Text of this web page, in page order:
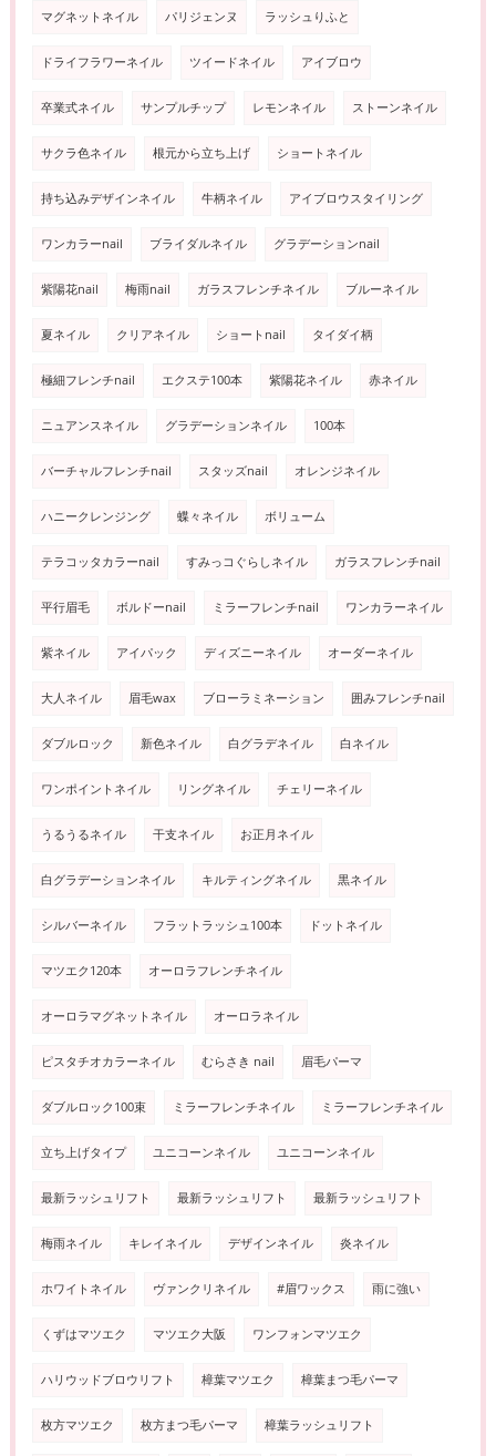
マグネットネイル パリジェンヌ ラッシュりふと
ドライフラワーネイル ツイードネイル アイブロウ
卒業式ネイル サンプルチップ レモンネイル ストーンネイル
サクラ色ネイル 根元から立ち上げ ショートネイル
持ち込みデザインネイル 牛柄ネイル アイブロウスタイリング
ワンカラーnail ブライダルネイル グラデーションnail
紫陽花nail 梅雨nail ガラスフレンチネイル ブルーネイル
夏ネイル クリアネイル ショートnail タイダイ柄
極細フレンチnail エクステ100本 紫陽花ネイル 赤ネイル
ニュアンスネイル グラデーションネイル 100本
バーチャルフレンチnail スタッズnail オレンジネイル
ハニークレンジング 蝶々ネイル ボリューム
テラコッタカラーnail すみっコぐらしネイル ガラスフレンチnail
平行眉毛 ボルドーnail ミラーフレンチnail ワンカラーネイル
紫ネイル アイパック ディズニーネイル オーダーネイル
大人ネイル 眉毛wax ブローラミネーション 囲みフレンチnail
ダブルロック 新色ネイル 白グラデネイル 白ネイル
ワンポイントネイル リングネイル チェリーネイル
うるうるネイル 干支ネイル お正月ネイル
白グラデーションネイル キルティングネイル 黒ネイル
シルバーネイル フラットラッシュ100本 ドットネイル
マツエク120本 オーロラフレンチネイル
オーロラマグネットネイル オーロラネイル
ピスタチオカラーネイル むらさき nail 眉毛パーマ
ダブルロック100束 ミラーフレンチネイル ミラーフレンチネイル
立ち上げタイプ ユニコーンネイル ユニコーンネイル
最新ラッシュリフト 最新ラッシュリフト 最新ラッシュリフト
梅雨ネイル キレイネイル デザインネイル 炎ネイル
ホワイトネイル ヴァンクリネイル #眉ワックス 雨に強い
くずはマツエク マツエク大阪 ワンフォンマツエク
ハリウッドブロウリフト 樟葉マツエク 樟葉まつ毛パーマ
枚方マツエク 枚方まつ毛パーマ 樟葉ラッシュリフト